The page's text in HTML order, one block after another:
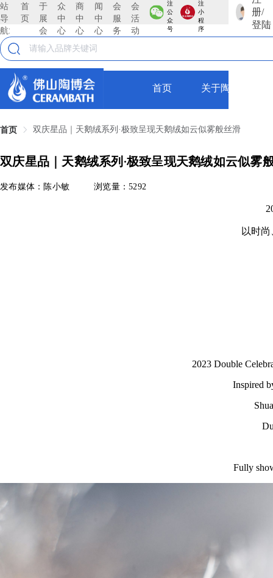
站
导
航:
首
页
于
展
会
众
中
心
商
中
心
闻
中
心
会
服
务
会
活
动
注
公
众
号
注
小
程
序
册/
登陆
首页 关于陶博会
首页 双庆星品｜天鹅绒系列·极致呈现天鹅绒如云似雾般丝滑
双庆星品｜天鹅绒系列·极致呈现天鹅绒如云似雾
发布媒体：陈小敏 浏览量：5292
以时
2023 Double
Inspired
Fully